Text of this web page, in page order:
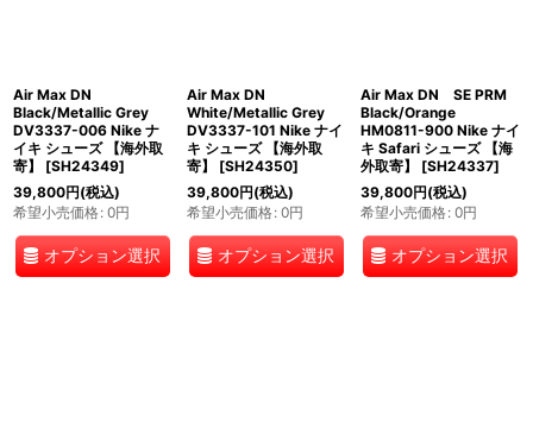
Air Max DN
Black/Metallic Grey
DV3337-006 Nike ナ
イキ シューズ 【海外取
寄】
[SH24349]
39,800円(税込)
希望小売価格: 0円
オプション選択
Air Max DN
White/Metallic Grey
DV3337-101 Nike ナイ
キ シューズ 【海外取
寄】
[SH24350]
39,800円(税込)
希望小売価格: 0円
オプション選択
Air Max DN SE PRM
Black/Orange
HM0811-900 Nike ナイ
キ Safari シューズ 【海
外取寄】
[SH24337]
39,800円(税込)
希望小売価格: 0円
オプション選択